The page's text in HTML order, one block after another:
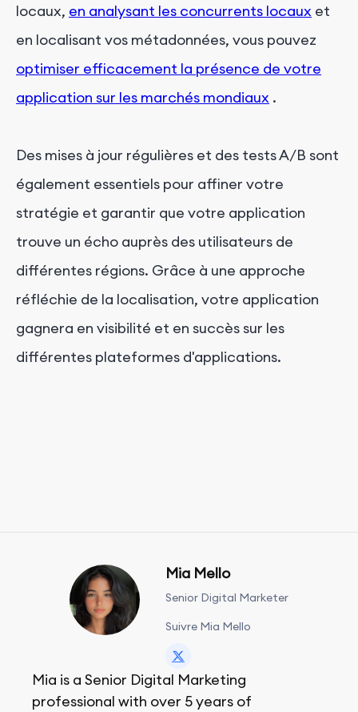
locaux, en analysant les concurrents locaux et
en localisant vos métadonnées, vous pouvez
optimiser efficacement la présence de votre
application sur les marchés mondiaux .
Des mises à jour régulières et des tests A/B sont
également essentiels pour affiner votre
stratégie et garantir que votre application
trouve un écho auprès des utilisateurs de
différentes régions. Grâce à une approche
réfléchie de la localisation, votre application
gagnera en visibilité et en succès sur les
différentes plateformes d'applications.
Mia Mello
Senior Digital Marketer
Suivre Mia Mello
Mia is a Senior Digital Marketing
professional with over 5 years of